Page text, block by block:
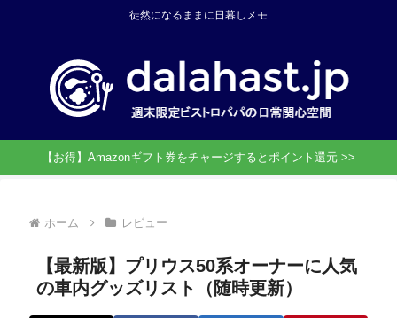
徒然になるままに日暮しメモ
【お得】Amazonギフト券をチャージするとポイント還元 >>
ホーム レビュー
【最新版】プリウス50系オーナーに人気
の車内グッズリスト（随時更新）